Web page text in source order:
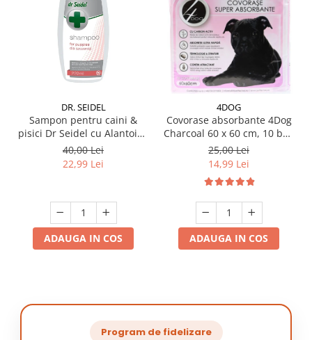
DR. SEIDEL
Sampon pentru caini &
pisici Dr Seidel cu Alantoina
220 ml
40,00 Lei
22,99 Lei
ADAUGA IN COS
4DOG
Covorase absorbante 4Dog
Charcoal 60 x 60 cm, 10 buc
/ pachet
25,00 Lei
14,99 Lei
ADAUGA IN COS
Program de fidelizare